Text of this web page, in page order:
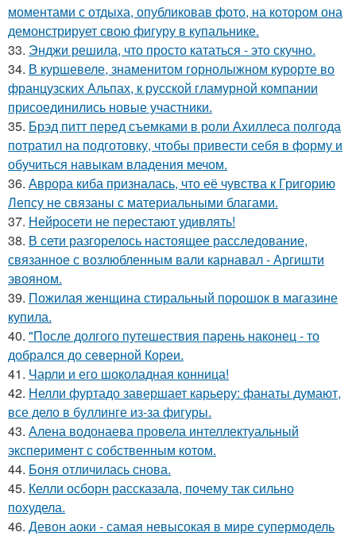
моментами с отдыха, опубликовав фото, на котором она
демонстрирует свою фигуру в купальнике.
33. Энджи решила, что просто кататься - это скучно.
34. В куршевеле, знаменитом горнолыжном курорте во
французских Альпах, к русской гламурной компании
присоединились новые участники.
35. Брэд питт перед съемками в роли Ахиллеса полгода
потратил на подготовку, чтобы привести себя в форму и
обучиться навыкам владения мечом.
36. Аврора киба призналась, что её чувства к Григорию
Лепсу не связаны с материальными благами.
37. Нейросети не перестают удивлять!
38. В сети разгорелось настоящее расследование,
связанное с возлюбленным вали карнавал - Аргишти
эвояном.
39. Пожилая женщина стиральный порошок в магазине
купила.
40. "После долгого путешествия парень наконец - то
добрался до северной Кореи.
41. Чарли и его шоколадная конница!
42. Нелли фуртадо завершает карьеру: фанаты думают,
все дело в буллинге из-за фигуры.
43. Алена водонаева провела интеллектуальный
эксперимент с собственным котом.
44. Боня отличилась снова.
45. Келли осборн рассказала, почему так сильно
похудела.
46. Девон аоки - самая невысокая в мире супермодель